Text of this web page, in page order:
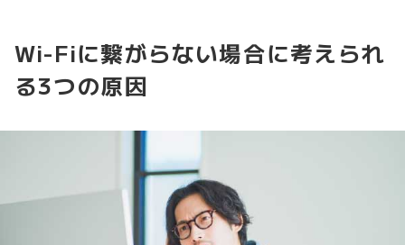
Wi-Fiに繋がらない場合に考えられ
る3つの原因